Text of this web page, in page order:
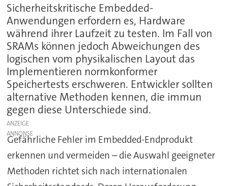
Sicherheitskritische Embedded-
Anwendungen erfordern es, Hardware
während ihrer Laufzeit zu testen. Im Fall von
SRAMs können jedoch Abweichungen des
logischen vom physikalischen Layout das
Implementieren normkonformer
Speichertests erschweren. Entwickler sollten
alternative Methoden kennen, die immun
gegen diese Unterschiede sind.
ANZEIGE
Gefährliche Fehler im Embedded-Endprodukt
erkennen und vermeiden – die Auswahl geeigneter
Methoden richtet sich nach internationalen